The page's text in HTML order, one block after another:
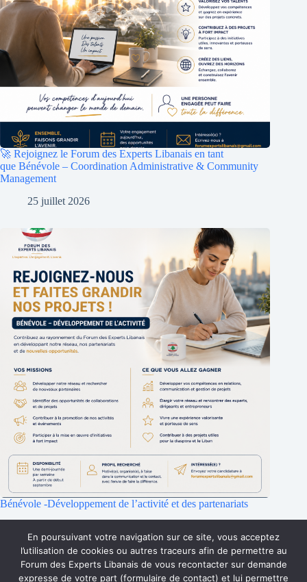
🚀 Rejoignez le Forum des Experts Libanais en tant
que Bénévole – Coordination Administrative & Community
Management
25 juillet 2026
Bénévole -Développement de l’activité et des partenariats
Accueil Qui sommes-nous ?
Faire un don
En poursuivant votre navigation sur ce site, vous acceptez
l’utilisation de cookies ou autres traceurs afin de permettre au
Forum des Experts Libanais de vous recontacter sur demande
expresse de votre part (formulaire de contact) et lui permettre